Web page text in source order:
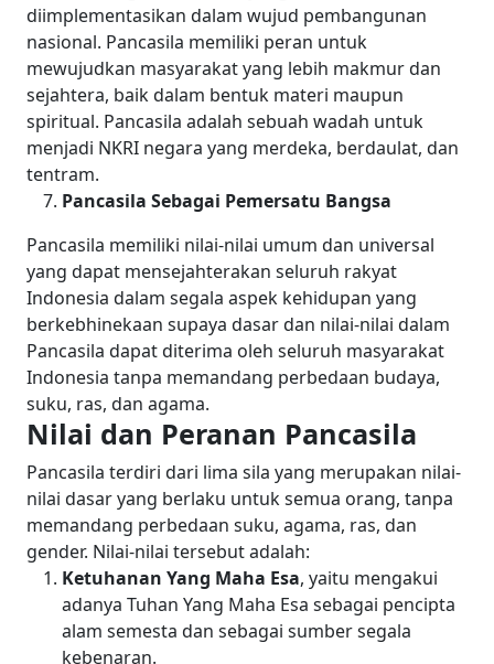
diimplementasikan dalam wujud pembangunan
nasional. Pancasila memiliki peran untuk
mewujudkan masyarakat yang lebih makmur dan
sejahtera, baik dalam bentuk materi maupun
spiritual. Pancasila adalah sebuah wadah untuk
menjadi NKRI negara yang merdeka, berdaulat, dan
tentram.
Pancasila Sebagai Pemersatu Bangsa
Pancasila memiliki nilai-nilai umum dan universal
yang dapat mensejahterakan seluruh rakyat
Indonesia dalam segala aspek kehidupan yang
berkebhinekaan supaya dasar dan nilai-nilai dalam
Pancasila dapat diterima oleh seluruh masyarakat
Indonesia tanpa memandang perbedaan budaya,
suku, ras, dan agama.
Nilai dan Peranan Pancasila
Pancasila terdiri dari lima sila yang merupakan nilai-
nilai dasar yang berlaku untuk semua orang, tanpa
memandang perbedaan suku, agama, ras, dan
gender. Nilai-nilai tersebut adalah:
Ketuhanan Yang Maha Esa, yaitu mengakui
adanya Tuhan Yang Maha Esa sebagai pencipta
alam semesta dan sebagai sumber segala
kebenaran.